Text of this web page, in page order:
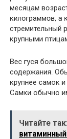
месяцам
килограммов, а
стремительный
крупными
Вес гуся
содержания.
крупнее самок
Самки обычно
Читайте